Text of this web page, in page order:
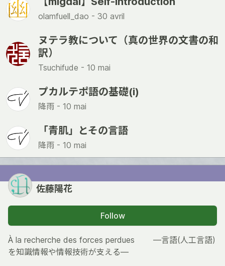
olamfuell_dao - 30 avril
ヌテラ教について（真の世界の文書の和
訳）
Tsuchifude - 10 mai
プカルテポ語の基礎(i)
降雨 - 10 mai
「青肌」とその言語
降雨 - 10 mai
佐藤陽花
Follow
À la recherche des forces perdues ―言語(人工言語)
を知識情報や情報技術が支える―